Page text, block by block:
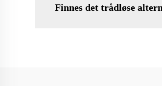
Finnes det trådløse